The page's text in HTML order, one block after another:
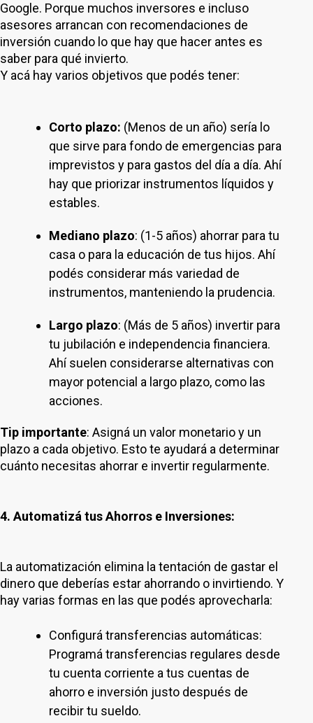
Google. Porque muchos inversores e incluso
asesores arrancan con recomendaciones de
inversión cuando lo que hay que hacer antes es
saber para qué invierto.
Y acá hay varios objetivos que podés tener:
Corto plazo: (Menos de un año) sería lo
que sirve para fondo de emergencias para
imprevistos y para gastos del día a día. Ahí
hay que priorizar instrumentos líquidos y
estables.
Mediano plazo: (1-5 años) ahorrar para tu
casa o para la educación de tus hijos. Ahí
podés considerar más variedad de
instrumentos, manteniendo la prudencia.
Largo plazo: (Más de 5 años) invertir para
tu jubilación e independencia financiera.
Ahí suelen considerarse alternativas con
mayor potencial a largo plazo, como las
acciones.
Tip importante: Asigná un valor monetario y un
plazo a cada objetivo. Esto te ayudará a determinar
cuánto necesitas ahorrar e invertir regularmente.
4. Automatizá tus Ahorros e Inversiones:
La automatización elimina la tentación de gastar el
dinero que deberías estar ahorrando o invirtiendo. Y
hay varias formas en las que podés aprovecharla:
Configurá transferencias automáticas:
Programá transferencias regulares desde
tu cuenta corriente a tus cuentas de
ahorro e inversión justo después de
recibir tu sueldo.